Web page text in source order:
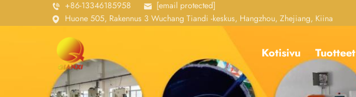
+86-13346185958
[email protected]
Huone 505, Rakennus 3 Wuchang Tiandi -keskus, Hangzhou, Zhejiang, Kiina
Kotisivu Tuotteet